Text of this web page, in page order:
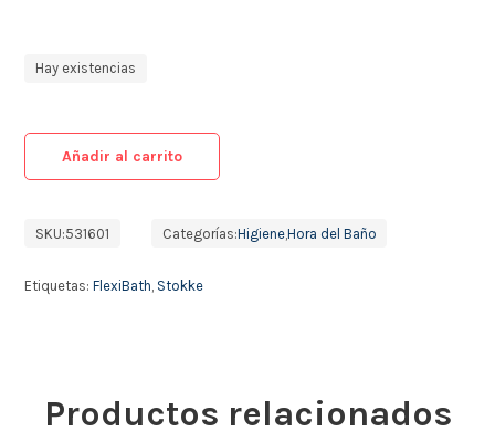
Hay existencias
Añadir al carrito
SKU:531601 Categorías:Higiene,Hora del Baño
Etiquetas:FlexiBath, Stokke
Productos relacionados